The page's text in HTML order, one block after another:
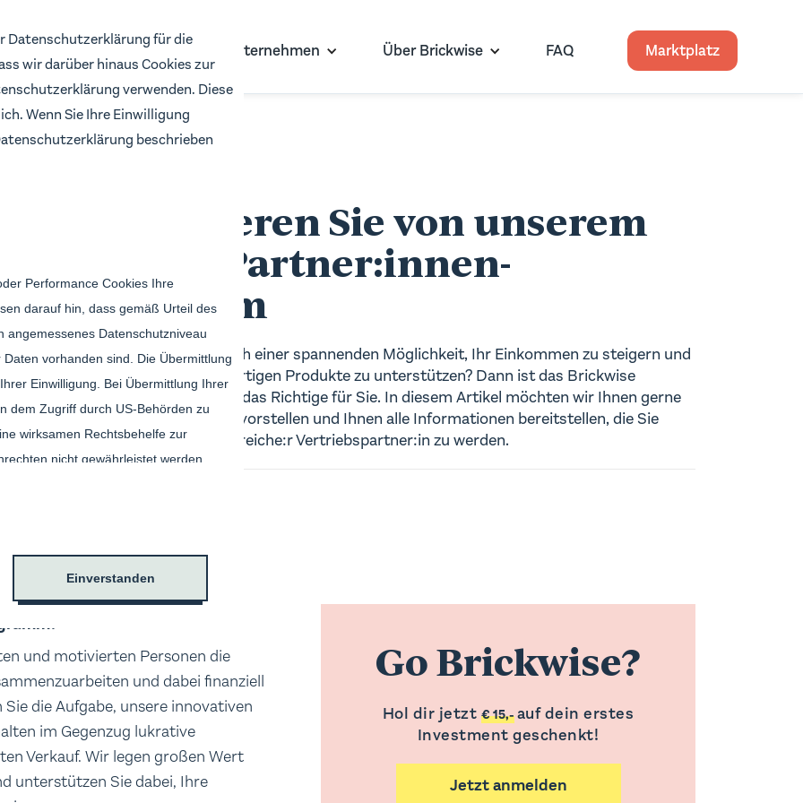
Datenschutzerklärung für die
wir darüber hinaus Cookies zur
verwenden. Diese
Wenn Sie Ihre Einwilligung
beschrieben
Performance Cookies Ihre
darauf hin, dass gemäß Urteil des
angemessenes Datenschutzniveau
vorhanden sind. Die Übermittlung
Einwilligung. Bei Übermittlung Ihrer
dem Zugriff durch US-Behörden zu
wirksamen Rechtsbehelfe zur
nicht gewährleistet werden.
laut dem Gerichtshof der
und daher unverhältnismäßig.
klicken Sie bitte auf den Button
auf Brickwise. Sie speichern von
Datenschutzeinstellungen) und
ablehnst, können wir dir leider
Dazu müssen wir verstehen, was
Einverstanden
Für Investor:innen Für Unternehmen Über Brickwise FAQ Marktplatz
So profitieren Sie von unserem
Affiliate-Partner:innen-
Programm
Sind Sie auf der Suche nach einer spannenden Möglichkeit, Ihr Einkommen zu steigern und
gleichzeitig unsere einzigartigen Produkte zu unterstützen? Dann ist das Brickwise
Affiliate-Programm genau das Richtige für Sie. In diesem Artikel möchten wir Ihnen gerne
unser Affiliate-Programm vorstellen und Ihnen alle Informationen bereitstellen, die Sie
benötigen, um ein:e erfolgreiche:r Vertriebspartner:in zu werden.
und motivierten Personen die
und dabei finanziell
die Aufgabe, unsere innovativen
im Gegenzug lukrative
Verkauf. Wir legen großen Wert
unterstützen Sie dabei, Ihre
Go Brickwise?
Hol dir jetzt € 15,-auf dein erstes
Investment geschenkt!
Jetzt anmelden